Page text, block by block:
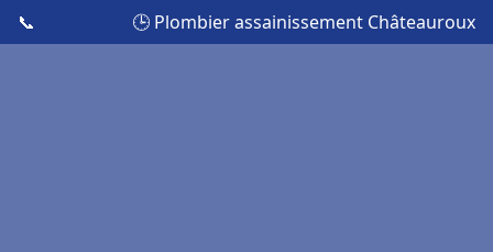
📞 🕒 Plombier assainissement Châteauroux